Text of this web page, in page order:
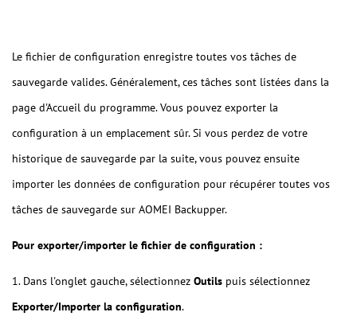
Le fichier de configuration enregistre toutes vos tâches de
sauvegarde valides. Généralement, ces tâches sont listées dans la
page d'Accueil du programme. Vous pouvez exporter la
configuration à un emplacement sûr. Si vous perdez de votre
historique de sauvegarde par la suite, vous pouvez ensuite
importer les données de configuration pour récupérer toutes vos
tâches de sauvegarde sur AOMEI Backupper.
Pour exporter/importer le fichier de configuration :
1. Dans l'onglet gauche, sélectionnez Outils puis sélectionnez
Exporter/Importer la configuration.